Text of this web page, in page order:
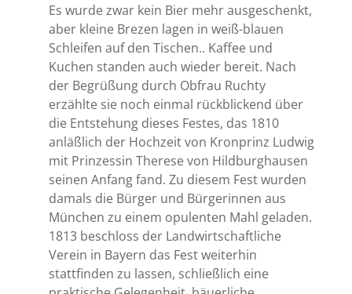
Es wurde zwar kein Bier mehr ausgeschenkt,
aber kleine Brezen lagen in weiß-blauen
Schleifen auf den Tischen.. Kaffee und
Kuchen standen auch wieder bereit. Nach
der Begrüßung durch Obfrau Ruchty
erzählte sie noch einmal rückblickend über
die Entstehung dieses Festes, das 1810
anläßlich der Hochzeit von Kronprinz Ludwig
mit Prinzessin Therese von Hildburghausen
seinen Anfang fand. Zu diesem Fest wurden
damals die Bürger und Bürgerinnen aus
München zu einem opulenten Mahl geladen.
1813 beschloss der Landwirtschaftliche
Verein in Bayern das Fest weiterhin
stattfinden zu lassen, schließlich eine